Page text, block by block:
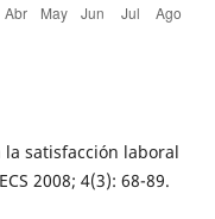
la satisfacción laboral
2008; 4(3): 68-89.